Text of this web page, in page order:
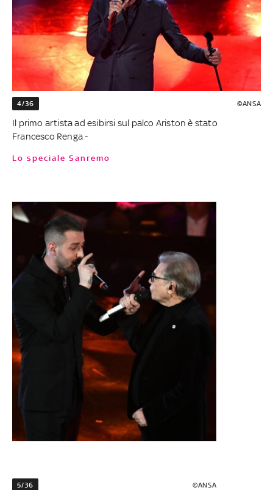
4/36 ©ANSA
Il primo artista ad esibirsi sul palco Ariston è stato
Francesco Renga -
Lo speciale Sanremo
5/36 ©ANSA